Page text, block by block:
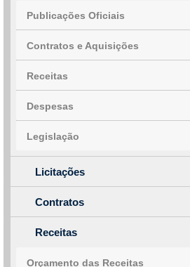
Publicações Oficiais
Contratos e Aquisições
Receitas
Despesas
Legislação
Licitações
Contratos
Receitas
Orçamento das Receitas